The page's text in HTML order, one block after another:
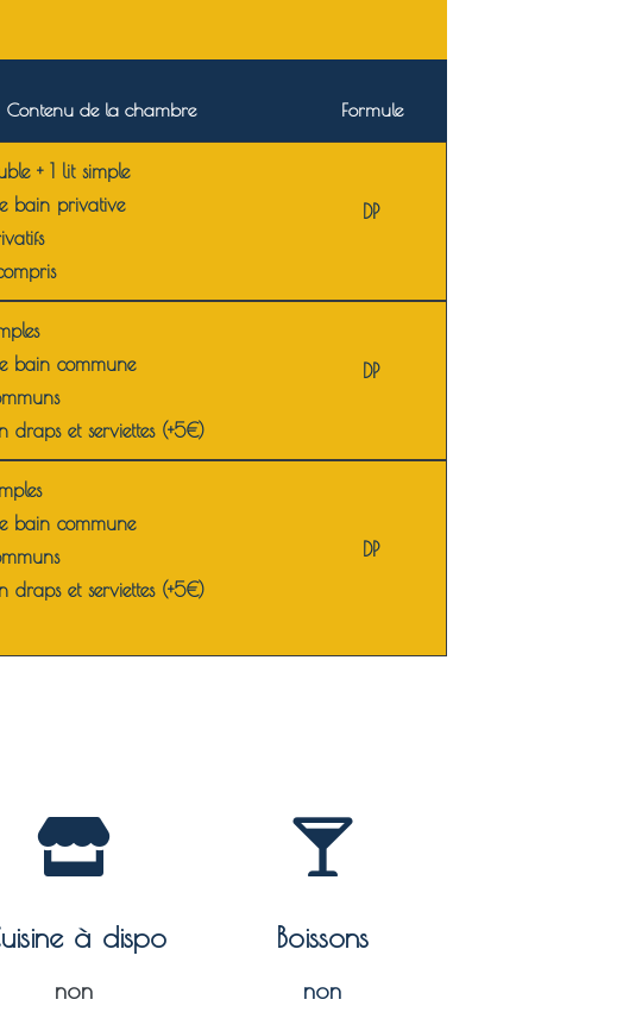
Contenu de la chambre Formule
+ 1 lit simple
bain privative
DP
bain commune
draps et serviettes (+5€)
DP
bain commune
draps et serviettes (+5€)
DP
à dispo
non
Boissons
non